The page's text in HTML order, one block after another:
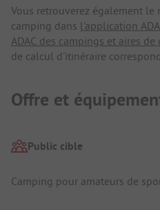
Vous retrouverez également le
camping dans l'application
ADAC des campings et aires
de calcul d'itinéraire
Offre et
Public cible
Camping pour amateurs de